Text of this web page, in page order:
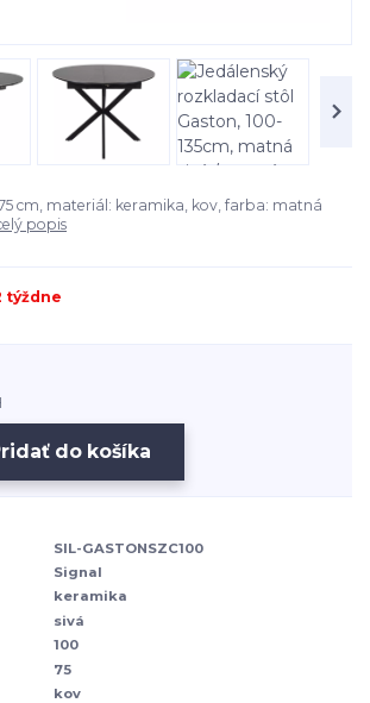
cm, materiál: keramika, kov, farba: matná
popis
týždne
do košíka
SIL-GASTONSZC100
Signal
keramika
sivá
100
75
kov